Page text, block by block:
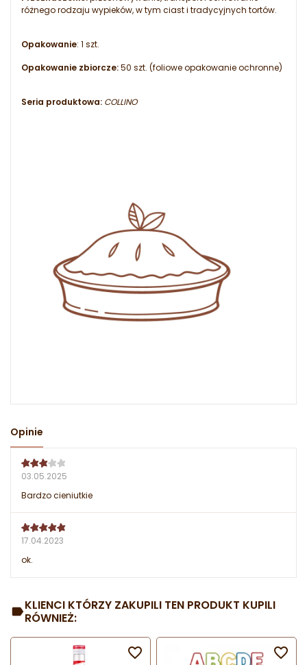
różnego rodzaju wypieków, w tym ciast i tradycyjnych tortów.
Opakowanie: 1 szt.
Opakowanie zbiorcze:50 szt. (foliowe opakowanie ochronne)
Seria produktowa: COLLINO
Opinie
03.05.2025
Bardzo cieniutkie
17.04.2023
ok.
KLIENCI KTÓRZY ZAKUPILI TEN PRODUKT KUPILI
RÓWNIEŻ:
 